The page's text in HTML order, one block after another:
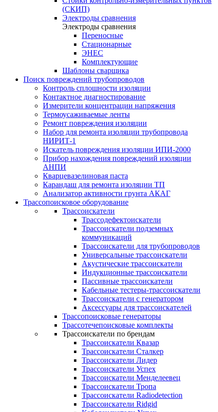
(СКИП)
Электроды сравнения
Электроды сравнения
Переносные
Стационарные
ЭНЕС
Комплектующие
Шаблоны сварщика
Поиск повреждений трубопроводов
Контроль сплошности изоляции
Контактное диагностирование
Измерители концентрации напряжения
Термоусаживаемые ленты
Ремонт повреждения изоляции
Набор для ремонта изоляции трубопровода
НИРИТ-1
Искатель повреждения изоляции ИПИ-2000
Прибор нахождения повреждений изоляции
АНПИ
Кварцевазелиновая паста
Карандаш для ремонта изоляции ТП
Анализатор активности грунта АКАГ
Трассопоисковое оборудование
Трассоискатели
Трассодефектоискатели
Трассоискатели подземных
коммуникаций
Трассоискатели для трубопроводов
Универсальные трассоискатели
Акустические трассоискатели
Индукционные трассоискатели
Пассивные трассоискатели
Кабельные тестеры-трассоискатели
Трассоискатели с генератором
Аксессуары для трассоискателей
Трассопоисковые генераторы
Трассотечепоисковые комплекты
Трассоискатели по брендам
Трассоискатели Квазар
Трассоискатели Сталкер
Трассоискатели Лидер
Трассоискатели Успех
Трассоискатели Менделеевец
Трассоискатели Тропа
Трассоискатели Radiodetection
Трассоискатели Ridgid